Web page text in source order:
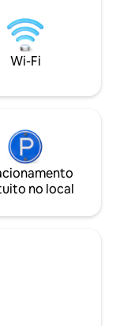
micro-ondas,
Oferecemos Wi-
Uma Thermomix
disponível para
Wi-Fi
no local